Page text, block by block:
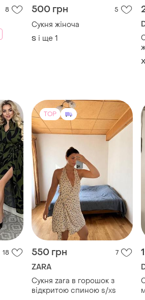
8 500 грн 5
Сукня жіноча
S і ще 1
18
TOP
550 грн 7
ZARA
Сукня zara в горошок з
відкритою спиною s/xs